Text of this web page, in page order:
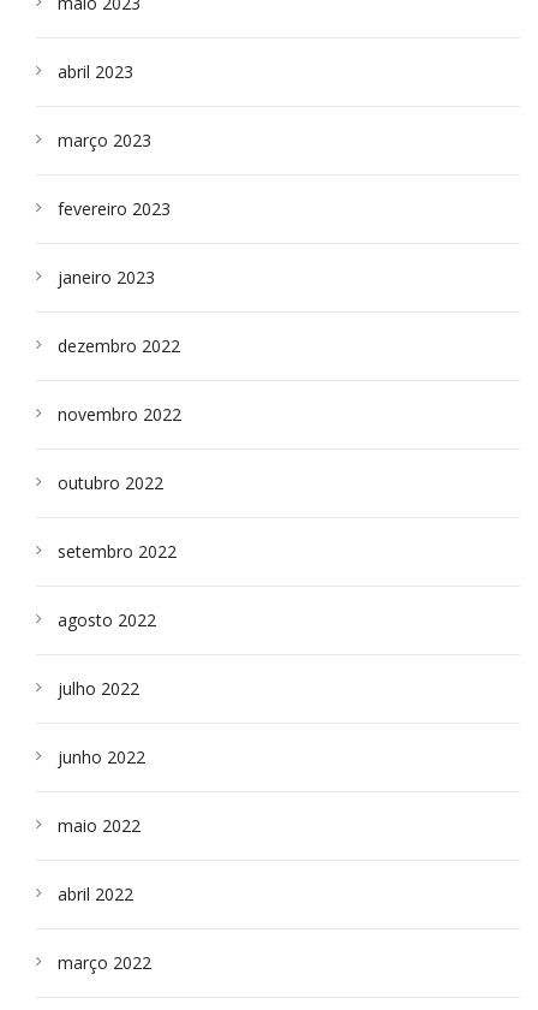
abril 2023
março 2023
fevereiro 2023
janeiro 2023
dezembro 2022
novembro 2022
outubro 2022
setembro 2022
agosto 2022
julho 2022
junho 2022
maio 2022
abril 2022
março 2022